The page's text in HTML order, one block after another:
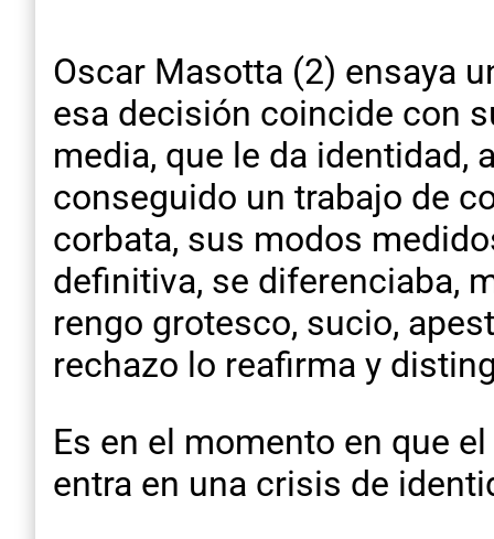
Oscar Masotta (2) ensaya
esa decisión coincide con
media, que le da identidad,
conseguido un trabajo de
corbata, sus modos
definitiva, se diferenciaba,
rengo grotesco, sucio,
rechazo lo reafirma y
Es en el momento en que
entra en una crisis de